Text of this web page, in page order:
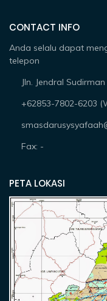
CONTACT INFO
Anda selalu dapat
telepon
Jln. Jendral
+62853-7802-6203
Fax: -
PETA LOKASI